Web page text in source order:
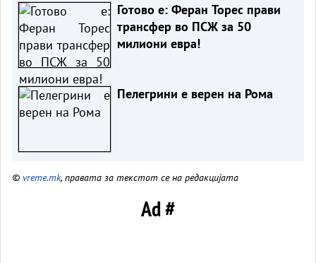
Готово е: Феран Торес прави
трансфер во ПСЖ за 50
милиони евра!
Пелегрини е верен на Рома
© vreme.mk, правата за текстот се на редакцијата
Ad #